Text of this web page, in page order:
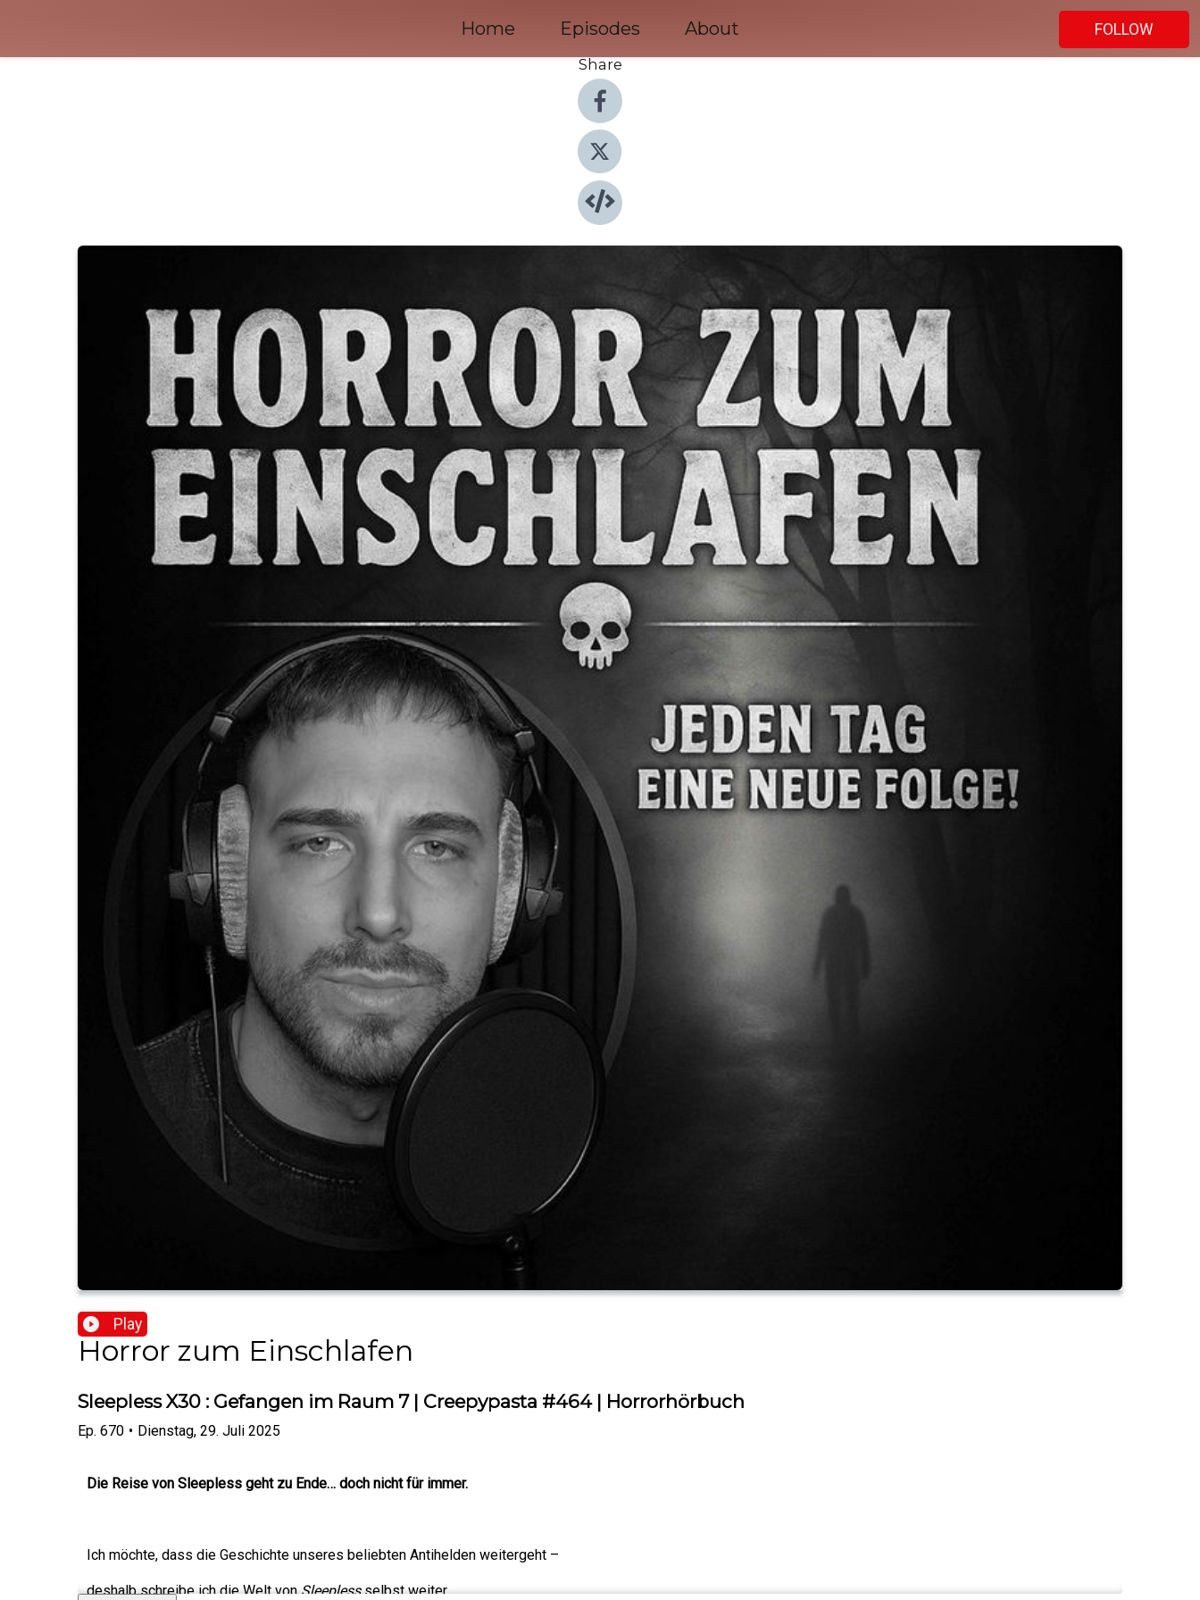
Home Episodes About
FOLLOW
Share
Play
Horror zum Einschlafen
Sleepless X30 : Gefangen im Raum 7 | Creepypasta #464 | Horrorhörbuch
Ep. 670 • Dienstag, 29. Juli 2025
Die Reise von Sleepless geht zu Ende… doch nicht für immer.
Ich möchte, dass die Geschichte unseres beliebten Antihelden weitergeht –
deshalb schreibe ich die Welt vonSleeplessselbst weiter.